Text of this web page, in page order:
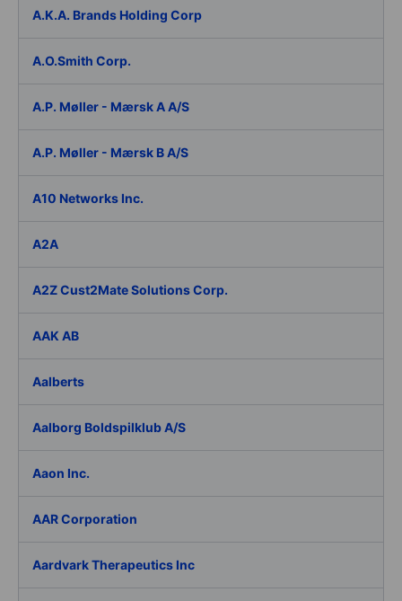
A.K.A. Brands Holding Corp
A.O.Smith Corp.
A.P. Møller - Mærsk A A/S
A.P. Møller - Mærsk B A/S
A10 Networks Inc.
A2A
A2Z Cust2Mate Solutions Corp.
AAK AB
Aalberts
Aalborg Boldspilklub A/S
Aaon Inc.
AAR Corporation
Aardvark Therapeutics Inc